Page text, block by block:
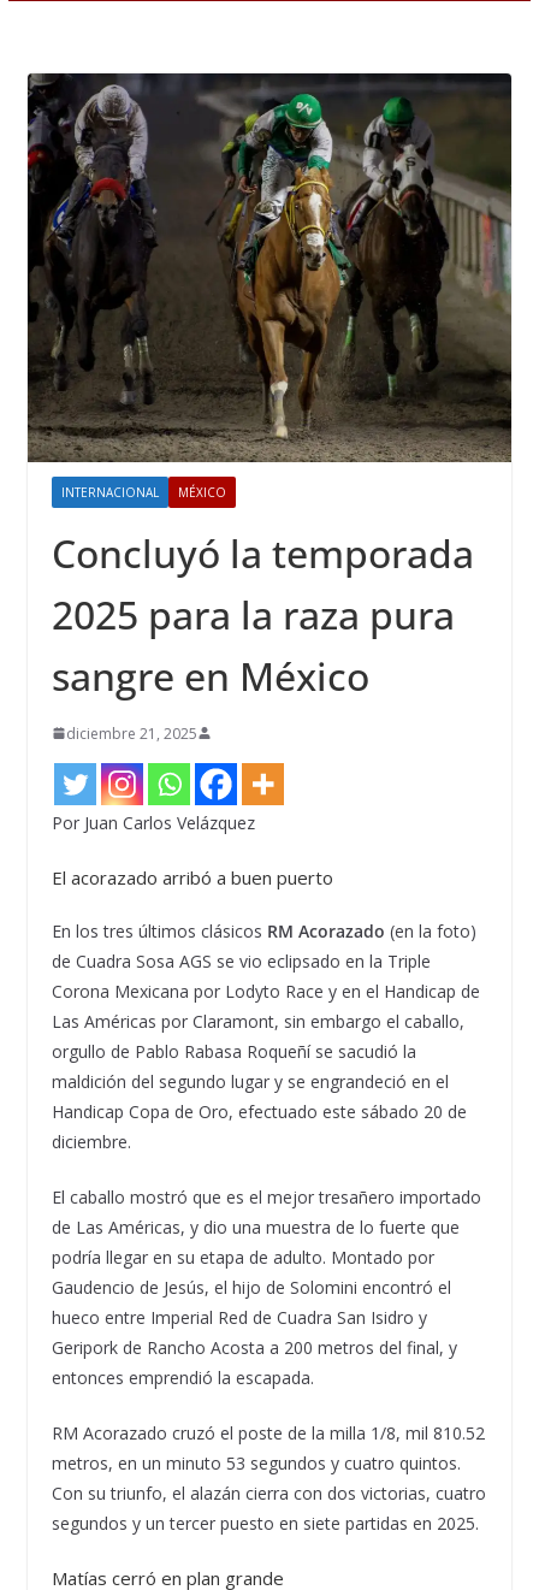
INTERNACIONAL MÉXICO
Concluyó la temporada
2025 para la raza pura
sangre en México
diciembre 21, 2025
Por Juan Carlos Velázquez
El acorazado arribó a buen puerto
En los tres últimos clásicos RM Acorazado (en la foto)
de Cuadra Sosa AGS se vio eclipsado en la Triple
Corona Mexicana por Lodyto Race y en el Handicap de
Las Américas por Claramont, sin embargo el caballo,
orgullo de Pablo Rabasa Roqueñí se sacudió la
maldición del segundo lugar y se engrandeció en el
Handicap Copa de Oro, efectuado este sábado 20 de
diciembre.
El caballo mostró que es el mejor tresañero importado
de Las Américas, y dio una muestra de lo fuerte que
podría llegar en su etapa de adulto. Montado por
Gaudencio de Jesús, el hijo de Solomini encontró el
hueco entre Imperial Red de Cuadra San Isidro y
Geripork de Rancho Acosta a 200 metros del final, y
entonces emprendió la escapada.
RM Acorazado cruzó el poste de la milla 1/8, mil 810.52
metros, en un minuto 53 segundos y cuatro quintos.
Con su triunfo, el alazán cierra con dos victorias, cuatro
segundos y un tercer puesto en siete partidas en 2025.
Matías cerró en plan grande